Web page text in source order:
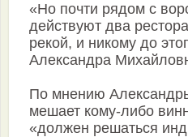
«Но почти рядом с
действуют два
рекой, и никому до
Александра
По мнению
мешает кому-либо
«должен решаться